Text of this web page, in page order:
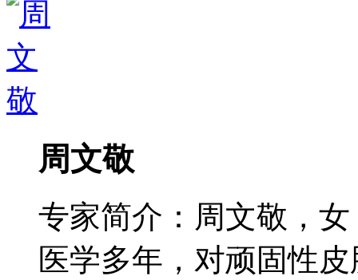
周文敬
专家简介：周文敬，
医学多年，对顽固性皮